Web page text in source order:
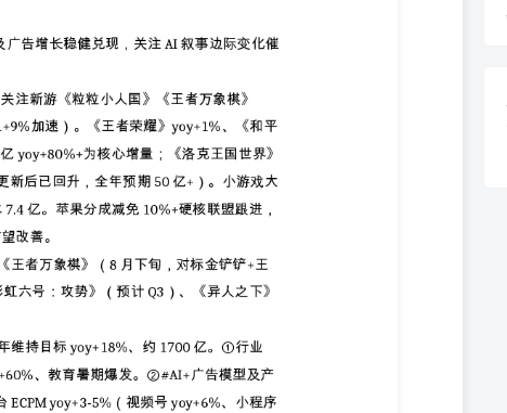
王者IP）、《粒粒小人国》（预计Q3）、《彩虹六号：攻势》（预
、持续好于大盘、全年维持目标yoy+18%、约1700亿。①行业侧：
广告消耗贡献约30%。 #金融：支付受宏观影响短期承压、Q2商业
受监管降费、公募基金广告投放费用下调因素影响理财收入同比增
日活超1300万、微信Agent小微正式开启灰测 ①混元Hy3：
融合），preview上线以来日均Token消耗增20倍，OpenRouter周调
于GLM5.1，幻觉率12.5%→5.4%、长对话理解MRCR
开源，已接入元宝/腾讯文档/QQ浏览器等核心业务。#预计下一
按DAU计国内第一办公智能体，#2026年6月MAU超2000万、DAU
/月；接入Hy3后任务解决率72%→90%、耗时降34%，自主选择Hy3
段核心KPI是用户增长，目标是吸引200万-400万家企业使用该产
用多模型策略（微信自研WeLM主导+DeepSeek、混元等），
覆盖大部分需求，可部署到端侧；复杂推理、长文分析等场景使用
#目前已开放300万用户灰度测试、预计7月中旬扩容到3000万用
蒙系统用户。截至2026年7月已有3.5万个AI小程序，2026年预计上
，近两月持续日均回购5亿港元，继续强化股东回报与估值支撑。